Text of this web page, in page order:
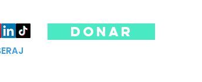
DONAR